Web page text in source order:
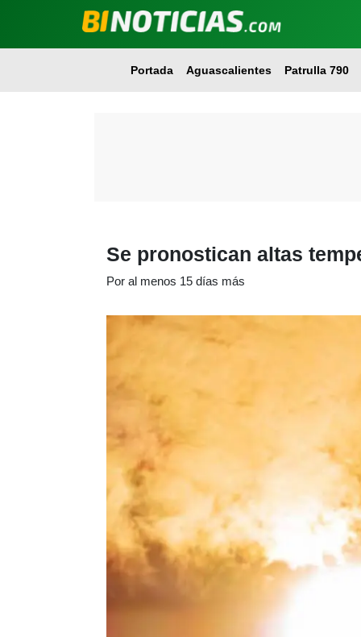
Portada Aguascalientes Patrulla 790
Se pronostican altas
Por al menos 15 días más